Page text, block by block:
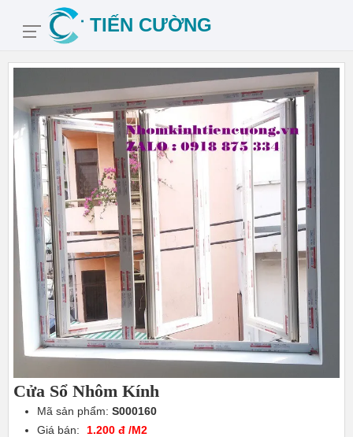
Cửa Sổ Nhôm Kính
Mã sản phẩm: S000160
Giá bán:
1.200 đ /M2